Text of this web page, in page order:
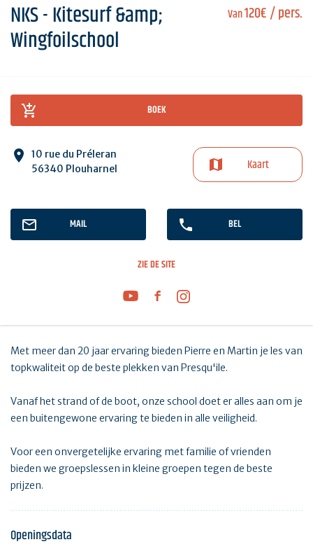
Van120€/ pers.
NKS - Kitesurf &amp;
Wingfoilschool
BOEK
10 rue du Préleran
56340 Plouharnel
Kaart
MAIL BEL
ZIE DE SITE
Met meer dan 20 jaar ervaring bieden Pierre en Martin je les van
topkwaliteit op de beste plekken van Presqu'ile.
Vanaf het strand of de boot, onze school doet er alles aan om je
een buitengewone ervaring te bieden in alle veiligheid.
Voor een onvergetelijke ervaring met familie of vrienden
bieden we groepslessen in kleine groepen tegen de beste
prijzen.
Openingsdata